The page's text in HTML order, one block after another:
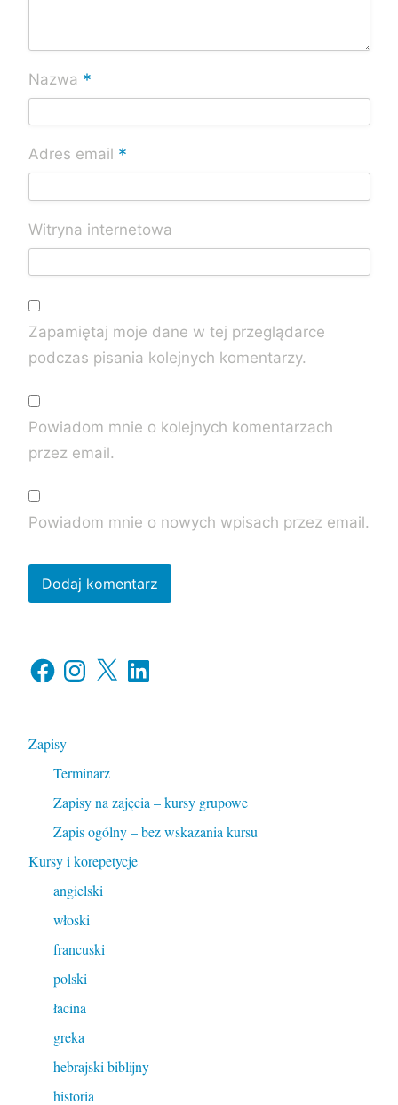
Nazwa *
Adres email *
Witryna internetowa
Zapamiętaj moje dane w tej przeglądarce
podczas pisania kolejnych komentarzy.
Powiadom mnie o kolejnych komentarzach
przez email.
Powiadom mnie o nowych wpisach przez email.
FacebookInstagram
X LinkedIn
Zapisy
Terminarz
Zapisy na zajęcia – kursy grupowe
Zapis ogólny – bez wskazania kursu
Kursy i korepetycje
angielski
włoski
francuski
polski
łacina
greka
hebrajski biblijny
historia